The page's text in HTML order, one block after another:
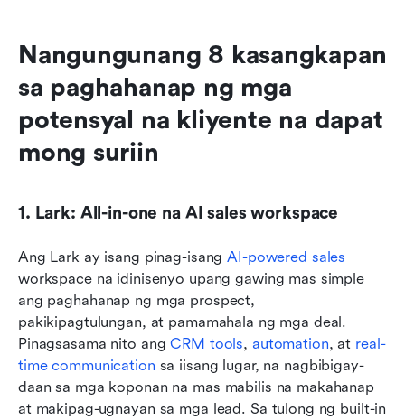
Nangungunang 8 kasangkapan
sa paghahanap ng mga
potensyal na kliyente na dapat
mong suriin
1. Lark: All-in-one na AI sales workspace
Ang Lark ay isang pinag-isang AI-powered sales
workspace na idinisenyo upang gawing mas simple
ang paghahanap ng mga prospect,
pakikipagtulungan, at pamamahala ng mga deal.
Pinagsasama nito ang CRM tools, automation, at real-
time communication sa iisang lugar, na nagbibigay-
daan sa mga koponan na mas mabilis na makahanap
at makipag-ugnayan sa mga lead. Sa tulong ng built-in